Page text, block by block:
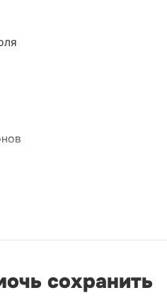
сохранить